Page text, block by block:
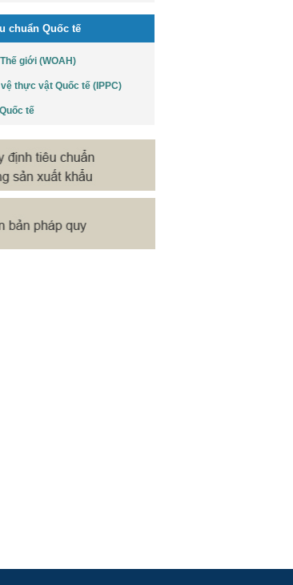
chuẩn Quốc tế
giới (WOAH)
thực vật Quốc tế (IPPC)
tế